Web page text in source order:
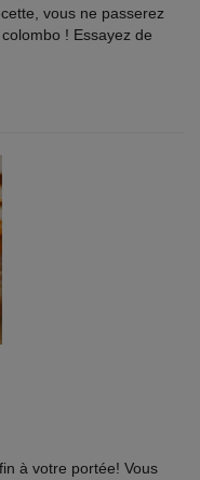
vous ne passerez
! Essayez de
à votre portée! Vous